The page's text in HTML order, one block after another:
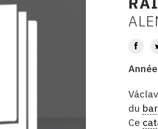
AUTEUR
DATE
Année
du
Ce